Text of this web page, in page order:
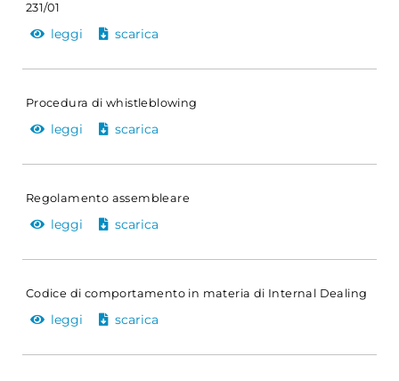
231/01
leggi scarica
Procedura di whistleblowing
leggi scarica
Regolamento assembleare
leggi scarica
Codice di comportamento in materia di Internal Dealing
leggi scarica